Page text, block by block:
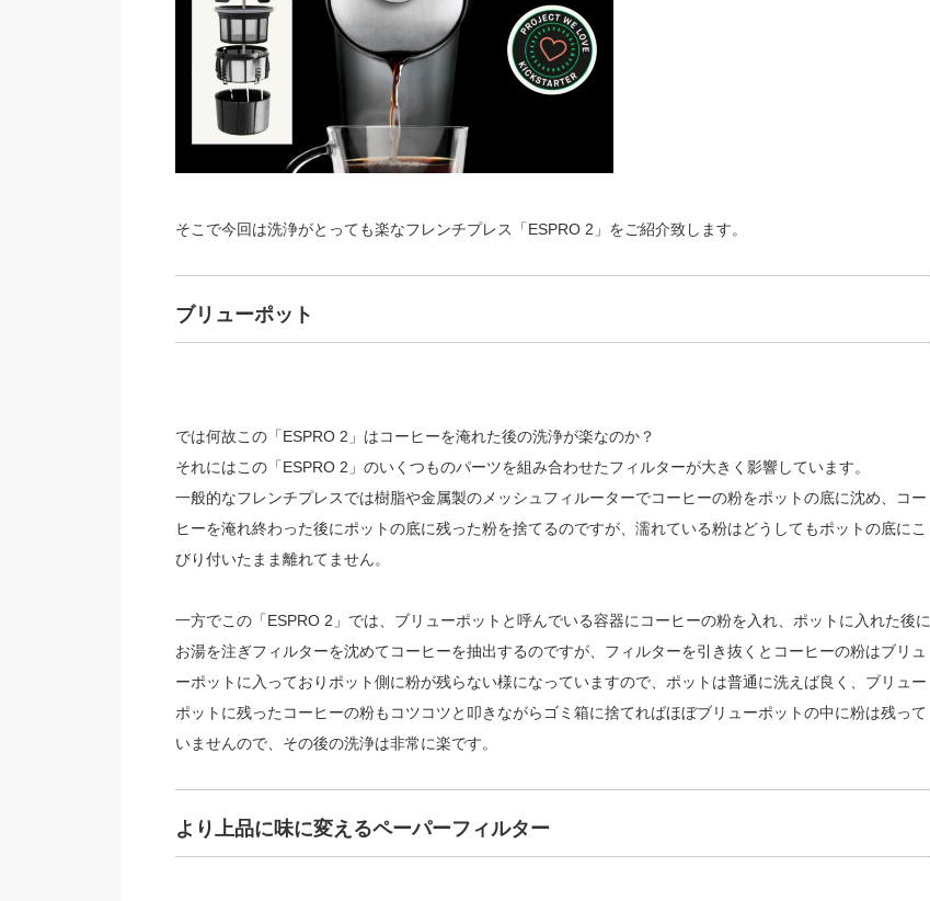
そこで今回は洗浄がとっても楽なフレンチプレス「ESPRO 2」をご紹介致します。
ブリューポット
では何故この「ESPRO 2」はコーヒーを淹れた後の洗浄が楽なのか？
それにはこの「ESPRO 2」のいくつものパーツを組み合わせたフィルターが大きく影響しています。
一般的なフレンチプレスでは樹脂や金属製のメッシュフィルーターでコーヒーの粉をポットの底に沈め、コー
ヒーを淹れ終わった後にポットの底に残った粉を捨てるのですが、濡れている粉はどうしてもポットの底にこ
びり付いたまま離れてません。
一方でこの「ESPRO 2」では、ブリューポットと呼んでいる容器にコーヒーの粉を入れ、ポットに入れた後に
お湯を注ぎフィルターを沈めてコーヒーを抽出するのですが、フィルターを引き抜くとコーヒーの粉はブリュ
ーポットに入っておりポット側に粉が残らない様になっていますので、ポットは普通に洗えば良く、ブリュー
ポットに残ったコーヒーの粉もコツコツと叩きながらゴミ箱に捨てればほぼブリューポットの中に粉は残って
いませんので、その後の洗浄は非常に楽です。
より上品に味に変えるペーパーフィルター